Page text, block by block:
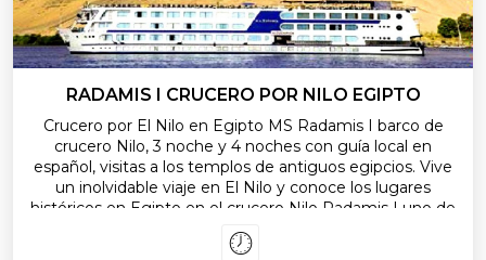
RADAMIS I CRUCERO POR NILO EGIPTO
Crucero por El Nilo en Egipto MS Radamis I barco de
crucero Nilo, 3 noche y 4 noches con guía local en
español, visitas a los templos de antiguos egipcios. Vive
un inolvidable viaje en El Nilo y conoce los lugares
históricos en Egipto en el crucero Nilo Radamis I uno de
mejores barcos en El Nilo con todas las facilidades para
mejor vacación navegando en El Nilo.